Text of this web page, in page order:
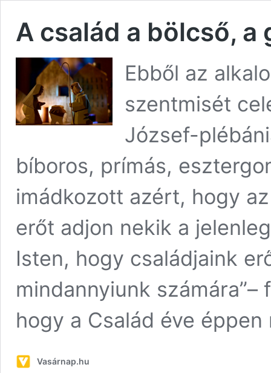
A család a bölcső, a
Ebből az
szentmisét
József-
bíboros, prímás,
imádkozott azért, hogy
erőt adjon nekik a
Isten, hogy családjaink
mindannyiunk
hogy a Család éve
Vasárnap.hu